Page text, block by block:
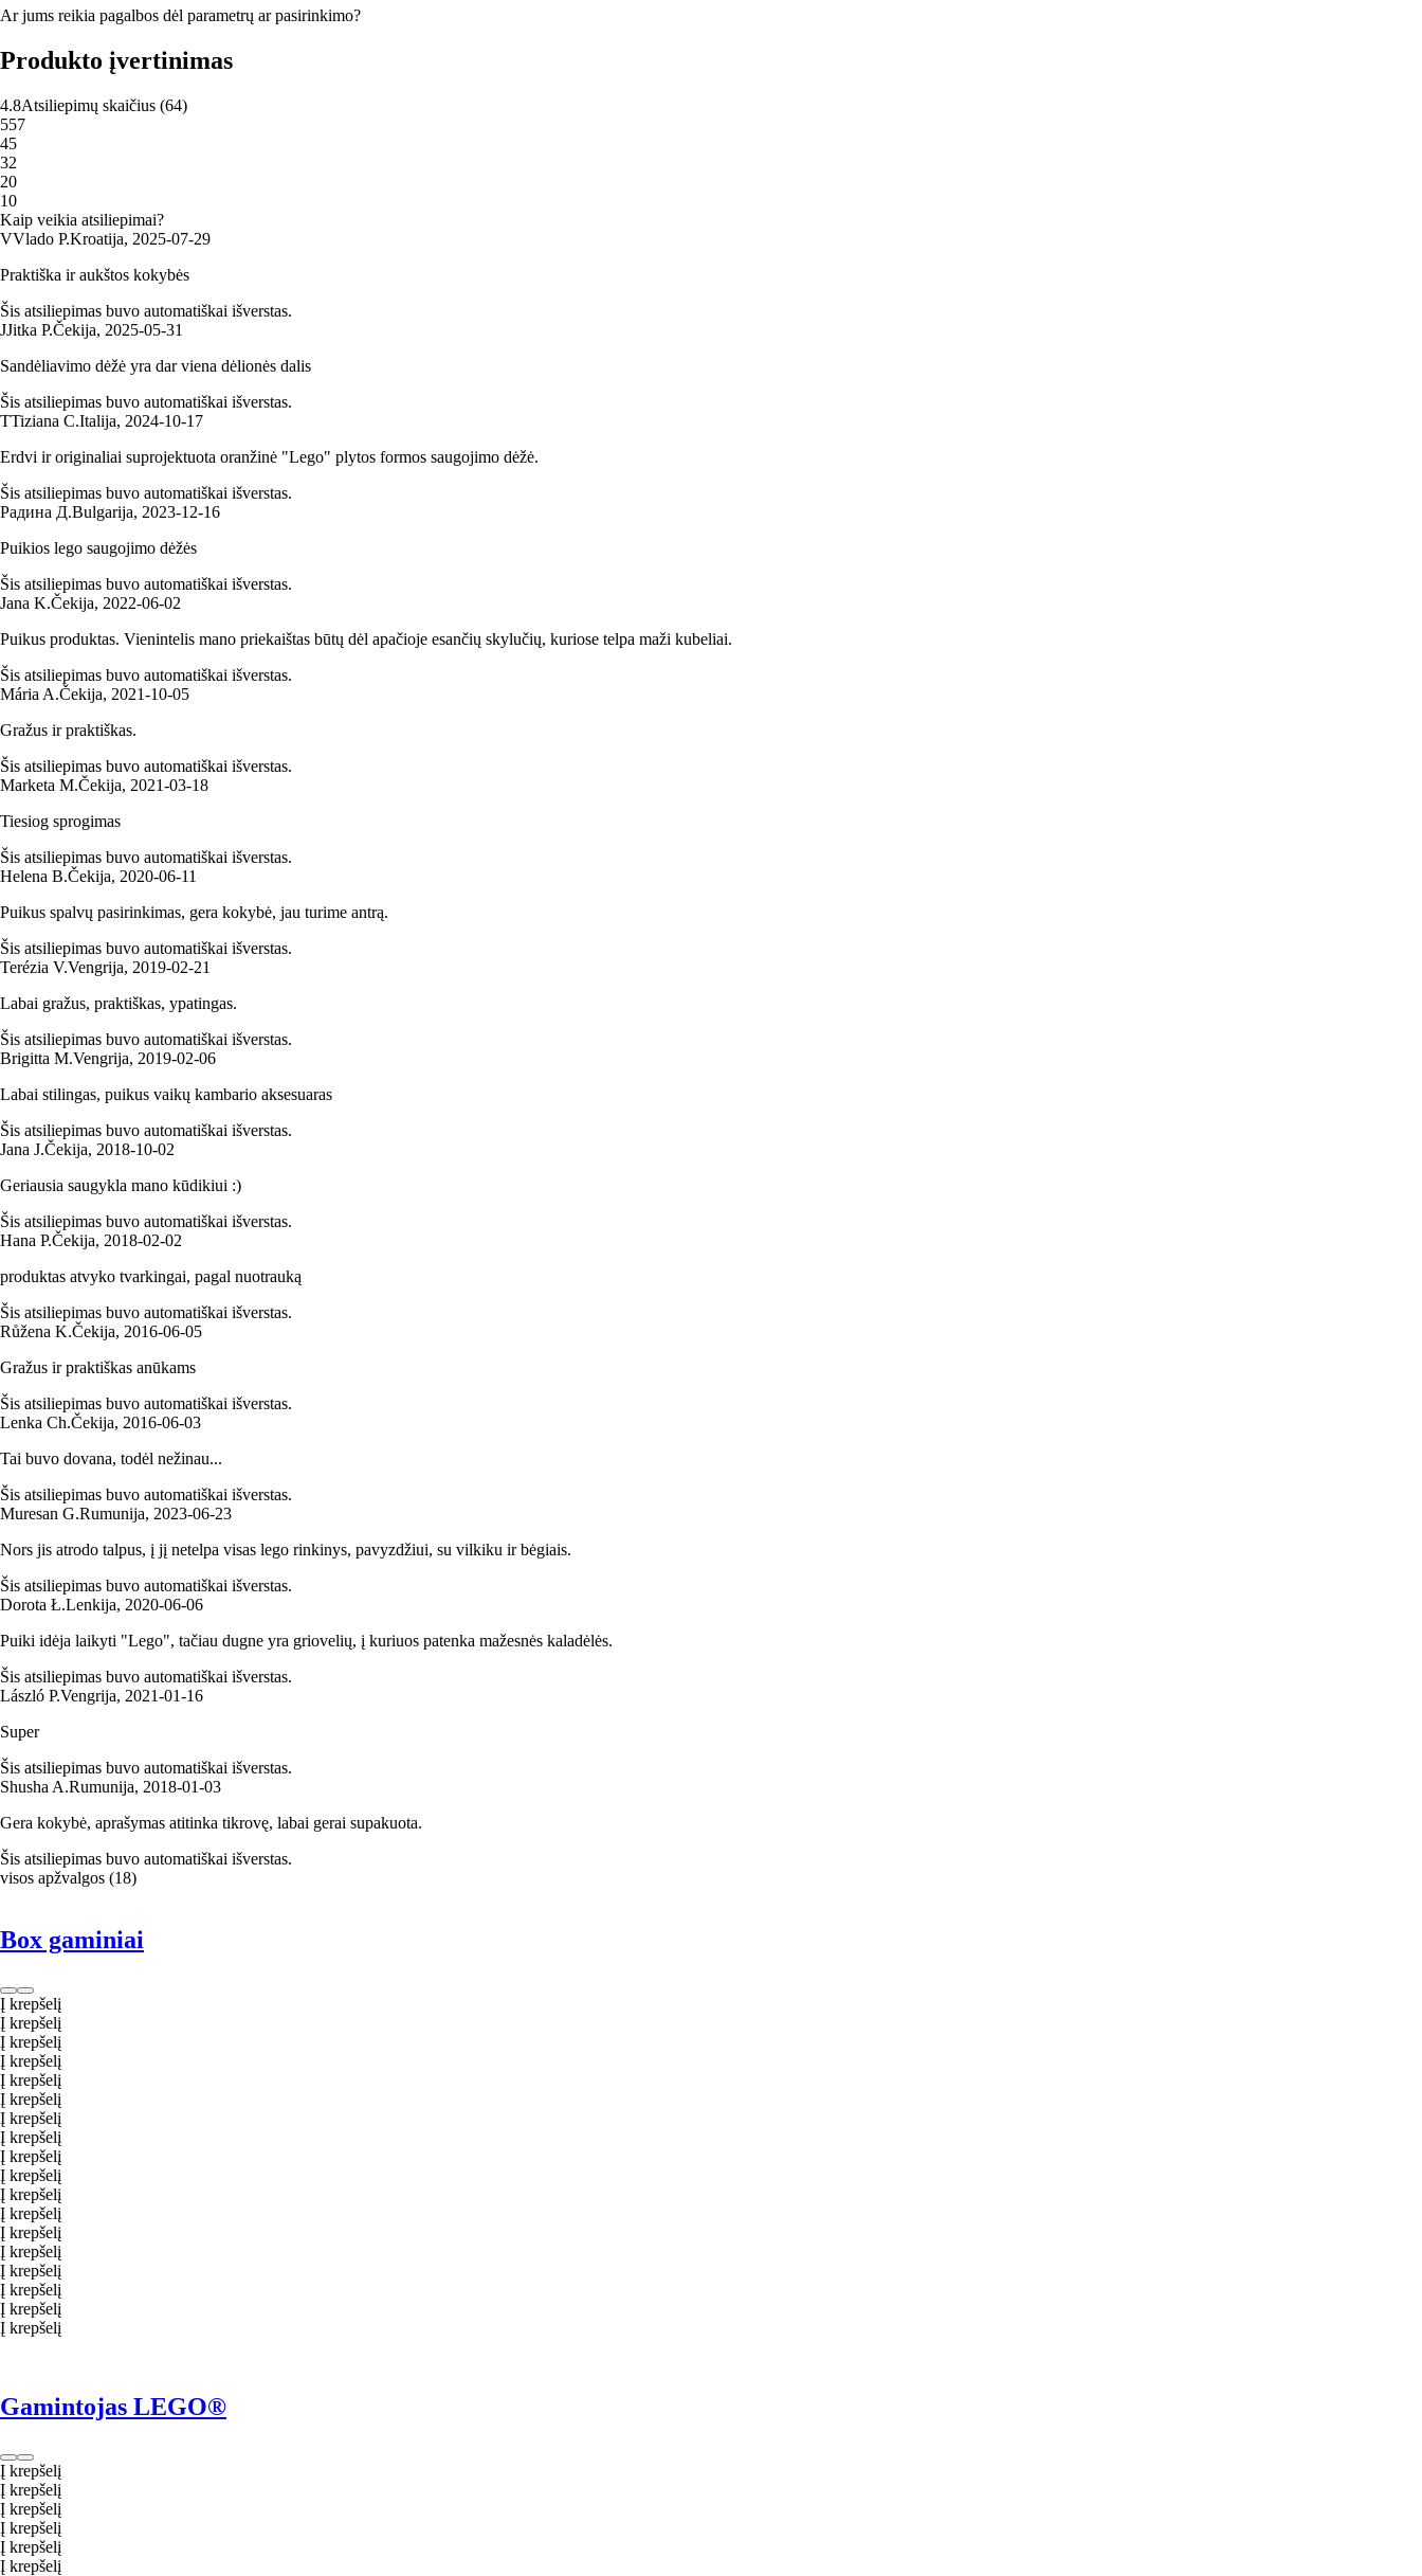
Ar jums reikia pagalbos dėl parametrų ar pasirinkimo?
Produkto įvertinimas
4.8Atsiliepimų skaičius (64)
557
45
32
20
10
Kaip veikia atsiliepimai?
VVlado P.Kroatija, 2025‑07‑29
Praktiška ir aukštos kokybės
Šis atsiliepimas buvo automatiškai išverstas.
JJitka P.Čekija, 2025‑05‑31
Sandėliavimo dėžė yra dar viena dėlionės dalis
Šis atsiliepimas buvo automatiškai išverstas.
TTiziana C.Italija, 2024‑10‑17
Erdvi ir originaliai suprojektuota oranžinė "Lego" plytos formos saugojimo dėžė.
Šis atsiliepimas buvo automatiškai išverstas.
Радина Д.Bulgarija, 2023‑12‑16
Puikios lego saugojimo dėžės
Šis atsiliepimas buvo automatiškai išverstas.
Jana K.Čekija, 2022‑06‑02
Puikus produktas. Vienintelis mano priekaištas būtų dėl apačioje esančių skylučių, kuriose telpa maži kubeliai.
Šis atsiliepimas buvo automatiškai išverstas.
Mária A.Čekija, 2021‑10‑05
Gražus ir praktiškas.
Šis atsiliepimas buvo automatiškai išverstas.
Marketa M.Čekija, 2021‑03‑18
Tiesiog sprogimas
Šis atsiliepimas buvo automatiškai išverstas.
Helena B.Čekija, 2020‑06‑11
Puikus spalvų pasirinkimas, gera kokybė, jau turime antrą.
Šis atsiliepimas buvo automatiškai išverstas.
Terézia V.Vengrija, 2019‑02‑21
Labai gražus, praktiškas, ypatingas.
Šis atsiliepimas buvo automatiškai išverstas.
Brigitta M.Vengrija, 2019‑02‑06
Labai stilingas, puikus vaikų kambario aksesuaras
Šis atsiliepimas buvo automatiškai išverstas.
Jana J.Čekija, 2018‑10‑02
Geriausia saugykla mano kūdikiui :)
Šis atsiliepimas buvo automatiškai išverstas.
Hana P.Čekija, 2018‑02‑02
produktas atvyko tvarkingai, pagal nuotrauką
Šis atsiliepimas buvo automatiškai išverstas.
Růžena K.Čekija, 2016‑06‑05
Gražus ir praktiškas anūkams
Šis atsiliepimas buvo automatiškai išverstas.
Lenka Ch.Čekija, 2016‑06‑03
Tai buvo dovana, todėl nežinau...
Šis atsiliepimas buvo automatiškai išverstas.
Muresan G.Rumunija, 2023‑06‑23
Nors jis atrodo talpus, į jį netelpa visas lego rinkinys, pavyzdžiui, su vilkiku ir bėgiais.
Šis atsiliepimas buvo automatiškai išverstas.
Dorota Ł.Lenkija, 2020‑06‑06
Puiki idėja laikyti "Lego", tačiau dugne yra griovelių, į kuriuos patenka mažesnės kaladėlės.
Šis atsiliepimas buvo automatiškai išverstas.
László P.Vengrija, 2021‑01‑16
Super
Šis atsiliepimas buvo automatiškai išverstas.
Shusha A.Rumunija, 2018‑01‑03
Gera kokybė, aprašymas atitinka tikrovę, labai gerai supakuota.
Šis atsiliepimas buvo automatiškai išverstas.
visos apžvalgos (18)
Box gaminiai
Į krepšelį
Į krepšelį
Į krepšelį
Į krepšelį
Į krepšelį
Į krepšelį
Į krepšelį
Į krepšelį
Į krepšelį
Į krepšelį
Į krepšelį
Į krepšelį
Į krepšelį
Į krepšelį
Į krepšelį
Į krepšelį
Į krepšelį
Į krepšelį
Gamintojas LEGO®
Į krepšelį
Į krepšelį
Į krepšelį
Į krepšelį
Į krepšelį
Į krepšelį